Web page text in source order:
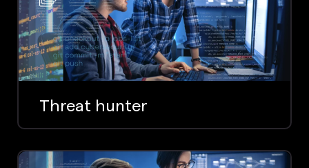
Threat hunter